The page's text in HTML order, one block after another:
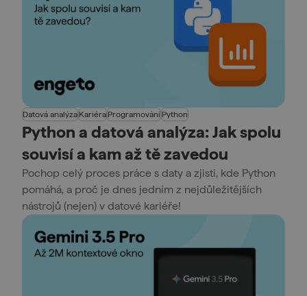
Datová analýza Kariéra Programování Python
Python a datová analýza: Jak spolu
souvisí a kam až tě zavedou
Pochop celý proces práce s daty a zjisti, kde Python
pomáhá, a proč je dnes jedním z nejdůležitějších
nástrojů (nejen) v datové kariéře!